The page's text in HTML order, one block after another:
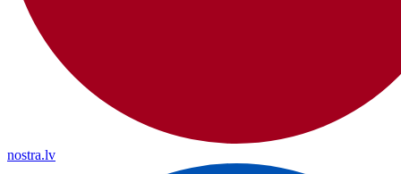
nostra.lv